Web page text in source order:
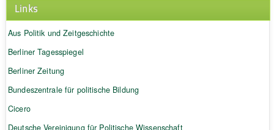
Links
Aus Politik und Zeitgeschichte
Berliner Tagesspiegel
Berliner Zeitung
Bundeszentrale für politische Bildung
Cicero
Deutsche Vereinigung für Politische Wissenschaft